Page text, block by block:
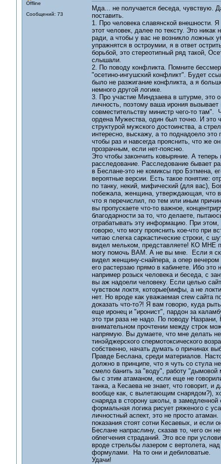
Offline
Сообщений: 73
Мда... не получается беседа, чувствую.
поставить.
1. Про человека славянской внешности.
этот человек, далее по тексту. Это
ради, а чтобы у вас не возникло ложных
упражнятся в остроумии, я в ответ
борьбой, это стереотипный ряд такой,
слышали.
2. По поводу конфликта. Помните
"осетино-ингушский конфликт". Будет
было не разжигание конфликта, а я
немного другой логике.
3. Про участие Миндзаева в штурме, это
личность, поэтому ваша ирония
совместительству министр чего-то
ордена Мужества, один был точно. И это
структурой мужского достоинства, а
интересно, выскажу, а то поднадоело это
чтобы раз и навсегда прояснить, что же
прозрачным, если нет-поясню.
Это чтобы закончить ковыряние. А
расследование. Расследование бывает
в Беслане-это не комиксы про Бэтмена,
вероятные версии. Есть такое понятие:
по танку, некий, мифический (для вас),
побежала, женщина, утверждающая, что
что я перечислил, по тем или иным
вы пропускаете что-то важное,
благодарности за то, что делаете,
отрабатывать эту информацию. При
говорю, что могу прояснить кое-что при
читаю слегка саркастические строки, с
видел мельком, представляете! КО
могу помочь ВАМ. А не вы мне. Если я
видел женщину-снайпера, а опер
его растерзаю прямо в кабинете. Ибо это
например розыск человека и беседа, с
вы аж надоели человеку. Если целью
чувством локтя, которые(мифы, а не
нет. Но вроде как уважаемая crew сайта
доказать что-то?! Я вам говорю, куда
еще иронец и "иронист", пардон за
это три раза не надо. По поводу
внимательном прочтении между строк
напрямую. Вы думаете, что мне делать
тинэйджерского спермотоксического
собственно, начать думать о причинах
Правде Беслана, среди материалов.
должно в принципе, что я чуть со стула
смело банить за "воду", работу
бы с этим атаманом, если еще не
танка, а Кесаева не знает, что говорит,
вообще как, с вылетающим снарядом?),
снаряда в сторону школы, в
формальная логика рисует ряженого с
личностный аспект, это не просто
показания стоят сотни Кесаевых, и если
Беслане напраслину, сказав то, чего он
облегчения страданий. Это все при
вроде стрельбы лазером с вертолета,
формулами. На то они и дебиловатые.
Удачи!